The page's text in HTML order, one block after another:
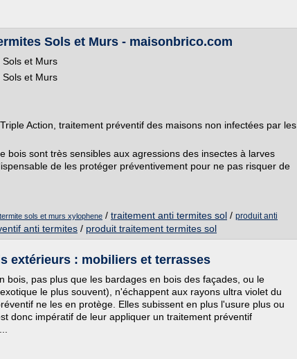
Sols et Murs - maisonbrico.com
Sols et Murs
Sols et Murs
Action, traitement préventif des maisons non infectées par les
bois sont très sensibles aux agressions des insectes à larves
de les protéger préventivement pour ne pas risquer de
sols et murs xylophene / traitement anti termites sol / produit anti
anti termites / produit traitement termites sol
extérieurs : mobiliers et terrasses
bois, pas plus que les bardages en bois des façades, ou le
le plus souvent), n'échappent aux rayons ultra violet du
ne les en protège. Elles subissent en plus l'usure plus ou
donc impératif de leur appliquer un traitement préventif